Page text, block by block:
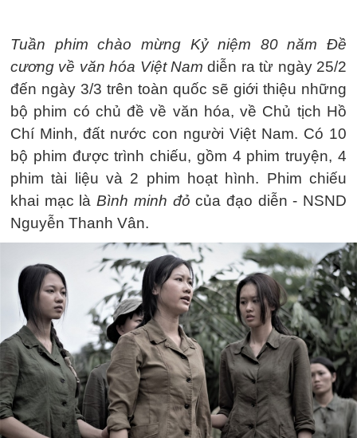
Tuần phim chào mừng Kỷ niệm 80 năm Đề
cương về văn hóa Việt Nam diễn ra từ ngày 25/2
đến ngày 3/3 trên toàn quốc sẽ giới thiệu những
bộ phim có chủ đề về văn hóa, về Chủ tịch Hồ
Chí Minh, đất nước con người Việt Nam. Có 10
bộ phim được trình chiếu, gồm 4 phim truyện, 4
phim tài liệu và 2 phim hoạt hình. Phim chiếu
khai mạc là Bình minh đỏ của đạo diễn - NSND
Nguyễn Thanh Vân.